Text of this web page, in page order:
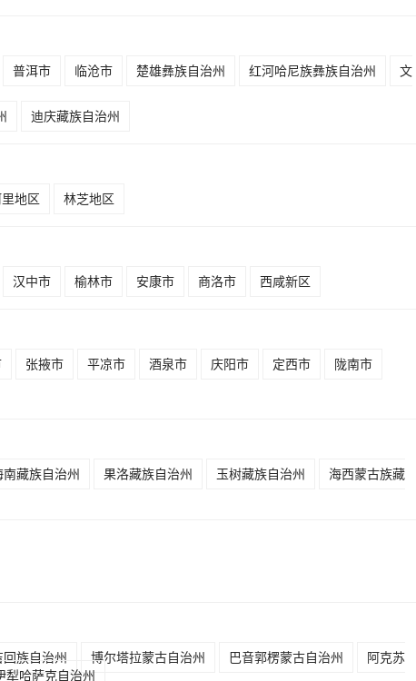
普洱市 临沧市 楚雄彝族自治州 红河哈尼族彝族自治州
文
迪庆藏族自治州
里地区 林芝地区
汉中市 榆林市 安康市 商洛市 西咸新区
张掖市 平凉市 酒泉市 庆阳市 定西市
陇南市
南藏族自治州 果洛藏族自治州 玉树藏族自治州
海西蒙古族藏
回族自治州 博尔塔拉蒙古自治州 巴音郭楞蒙古自治州
阿克苏
犁哈萨克自治州